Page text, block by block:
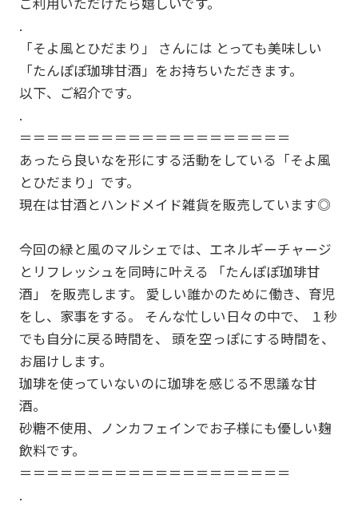
.
「そよ風とひだまり」 さんには とっても美味しい
「たんぽぽ珈琲甘酒」をお持ちいただきます。
以下、ご紹介です。
.
＝＝＝＝＝＝＝＝＝＝＝＝＝＝＝＝＝＝＝＝
あったら良いなを形にする活動をしている「そよ風
とひだまり」です。
現在は甘酒とハンドメイド雑貨を販売しています◎
今回の緑と風のマルシェでは、エネルギーチャージ
とリフレッシュを同時に叶える 「たんぽぽ珈琲甘
酒」 を販売します。 愛しい誰かのために働き、育児
をし、家事をする。 そんな忙しい日々の中で、 １秒
でも自分に戻る時間を、 頭を空っぽにする時間を、
お届けします。
珈琲を使っていないのに珈琲を感じる不思議な甘
酒。
砂糖不使用、ノンカフェインでお子様にも優しい麹
飲料です。
＝＝＝＝＝＝＝＝＝＝＝＝＝＝＝＝＝＝＝＝
.